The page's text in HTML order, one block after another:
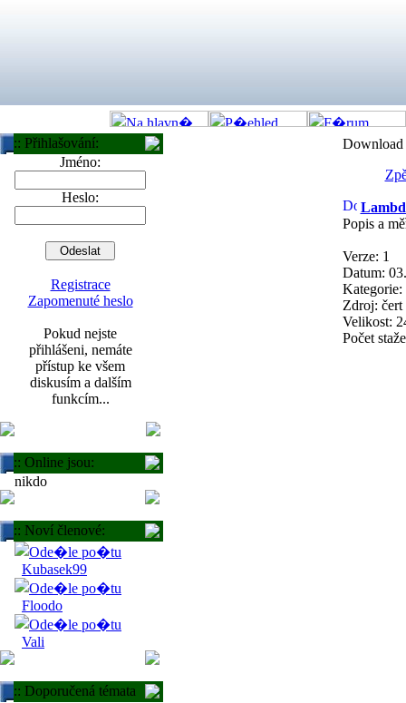
:: Přihlašování:
Jméno:
Heslo:
Registrace
Zapomenuté heslo
Pokud nejste
přihlášeni, nemáte
přístup ke všem
diskusím a dalším
funkcím...
:: Online jsou:
nikdo
:: Noví členové:
Kubasek99
Floodo
Vali
:: Doporučená témata
Download
Popis a
Verze: 1
Datum:
Zdroj: čert
Velikost:
Počet